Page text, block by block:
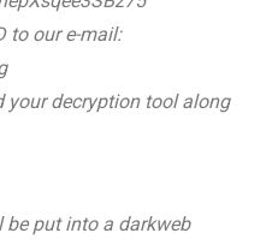
to our e-mail:
your decryption tool along
put into a darkweb